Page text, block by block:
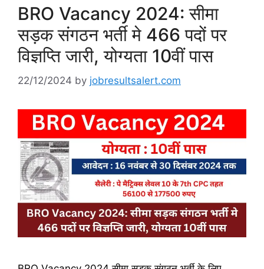
BRO Vacancy 2024: सीमा
सड़क संगठन भर्ती मे 466 पदों पर
विज्ञप्ति जारी, योग्यता 10वीं पास
22/12/2024 by jobresultsalert.com